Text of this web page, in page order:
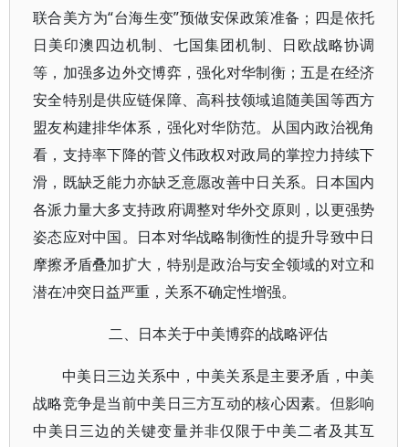
联合美方为“台海生变”预做安保政策准备；四是依托
日美印澳四边机制、七国集团机制、日欧战略协调
等，加强多边外交博弈，强化对华制衡；五是在经济
安全特别是供应链保障、高科技领域追随美国等西方
盟友构建排华体系，强化对华防范。从国内政治视角
看，支持率下降的菅义伟政权对政局的掌控力持续下
滑，既缺乏能力亦缺乏意愿改善中日关系。日本国内
各派力量大多支持政府调整对华外交原则，以更强势
姿态应对中国。日本对华战略制衡性的提升导致中日
摩擦矛盾叠加扩大，特别是政治与安全领域的对立和
潜在冲突日益严重，关系不确定性增强。
二、日本关于中美博弈的战略评估
中美日三边关系中，中美关系是主要矛盾，中美
战略竞争是当前中美日三方互动的核心因素。但影响
中美日三边的关键变量并非仅限于中美二者及其互